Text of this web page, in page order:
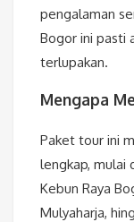
pengalaman
Bogor ini pasti
terlupakan.
Mengapa
Paket tour ini
lengkap, mulai
Kebun Raya
Mulyaharja,